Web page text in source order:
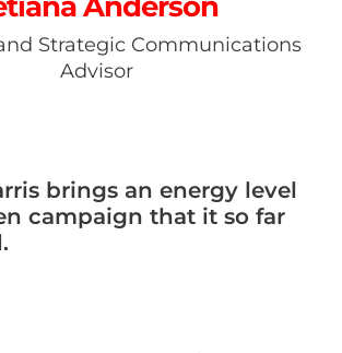
Strategic Communications
Advisor
brings an energy level
campaign that it so far